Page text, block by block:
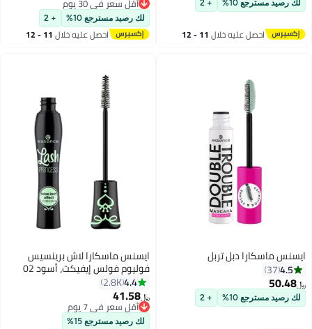
لك رصيد مسترجع 10% + 2
احصل عليه خلال 11 - 12
أقل سعر في 30 يوم
أقل سعر في 30 يوم
لك رصيد مسترجع 10% + 2
احصل عليه خلال 11 - 12
ايسنس ماسكارا دبل تربل
4.5
37
﷼‏50.48
لك رصيد مسترجع 10% + 2
8
ايسنس ماسكارا لاش برينسيس
فوليوم فولس إيفيكت، أسود 02
أسود 02
4.4
2.8K
﷼‏41.58
أقل سعر في 7 يوم
أقل سعر في 7 يوم
لك رصيد مسترجع 15%